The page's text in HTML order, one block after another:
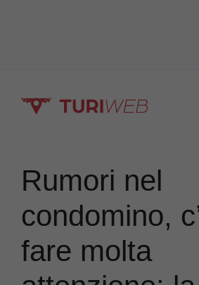
Rumori nel
condomino,
fare molta